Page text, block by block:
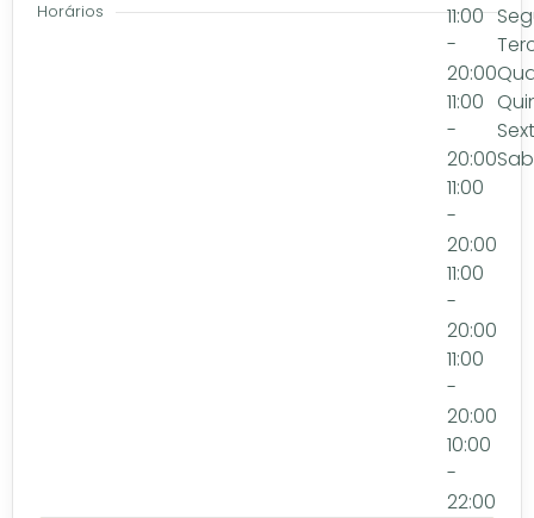
Horários
11:00
-
20:00
11:00
-
20:00
11:00
-
20:00
11:00
-
20:00
11:00
-
20:00
10:00
-
22:00